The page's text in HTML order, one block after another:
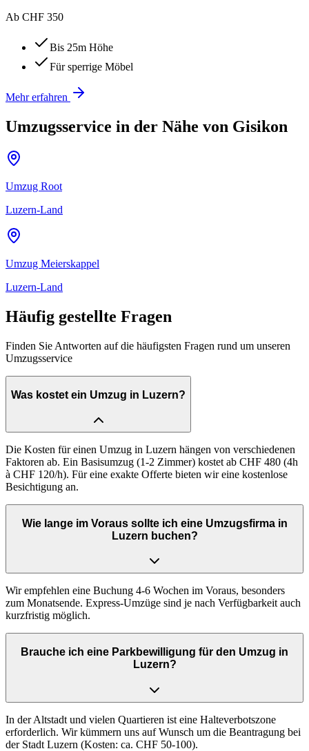
Ab CHF 350
Bis 25m Höhe
Für sperrige Möbel
Mehr erfahren
Umzugsservice in der Nähe von Gisikon
Umzug Root
Luzern-Land
Umzug Meierskappel
Luzern-Land
Häufig gestellte Fragen
Finden Sie Antworten auf die häufigsten Fragen rund um unseren
Umzugsservice
Was kostet ein Umzug in Luzern?
Die Kosten für einen Umzug in Luzern hängen von verschiedenen
Faktoren ab. Ein Basisumzug (1-2 Zimmer) kostet ab CHF 480 (4h
à CHF 120/h). Für eine exakte Offerte bieten wir eine kostenlose
Besichtigung an.
Wie lange im Voraus sollte ich eine Umzugsfirma in
Luzern buchen?
Wir empfehlen eine Buchung 4-6 Wochen im Voraus, besonders
zum Monatsende. Express-Umzüge sind je nach Verfügbarkeit auch
kurzfristig möglich.
Brauche ich eine Parkbewilligung für den Umzug in
Luzern?
In der Altstadt und vielen Quartieren ist eine Halteverbotszone
erforderlich. Wir kümmern uns auf Wunsch um die Beantragung bei
der Stadt Luzern (Kosten: ca. CHF 50-100).